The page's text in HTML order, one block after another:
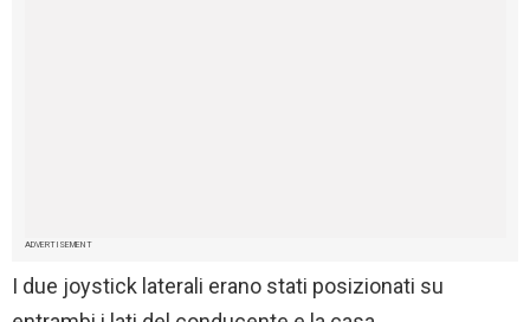
ADVERTISEMENT
I due joystick laterali erano stati posizionati su